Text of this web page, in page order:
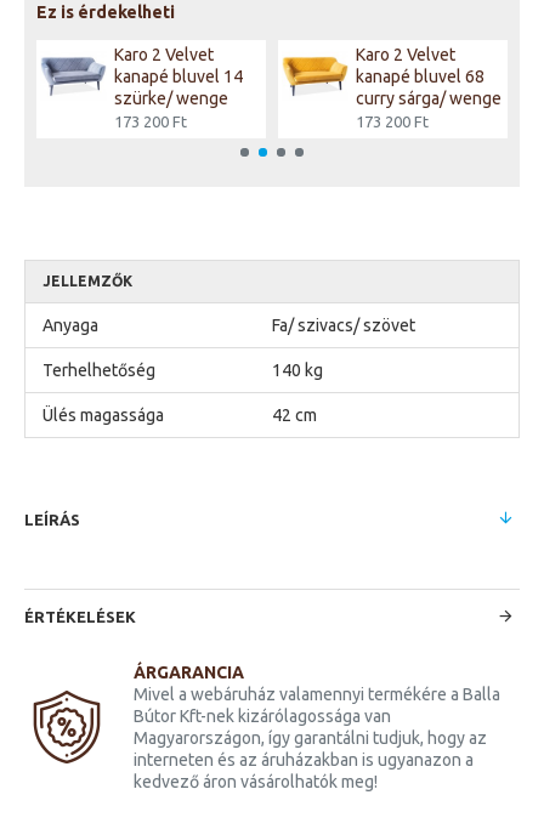
Ez is érdekelheti
Karo 2 Velvet
kanapé bluvel 14
szürke/ wenge
173 200 Ft
Karo 2 Velvet
kanapé bluvel 68
curry sárga/ wenge
173 200 Ft
JELLEMZŐK
Anyaga Fa/ szivacs/ szövet
Terhelhetőség 140 kg
Ülés magassága 42 cm
LEÍRÁS
ÉRTÉKELÉSEK
ÁRGARANCIA
Mivel a webáruház valamennyi termékére a Balla
Bútor Kft-nek kizárólagossága van
Magyarországon, így garantálni tudjuk, hogy az
interneten és az áruházakban is ugyanazon a
kedvező áron vásárolhatók meg!